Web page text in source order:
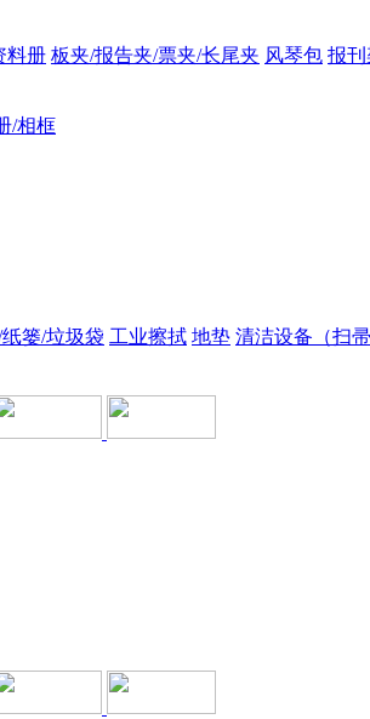
料册 板夹/报告夹/票夹/长尾夹 风琴包 报刊
/相框
篓/垃圾袋 工业擦拭 地垫 清洁设备（扫